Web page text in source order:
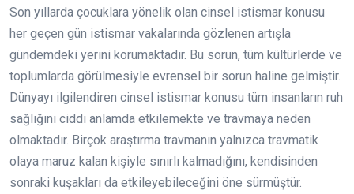
Son yıllarda çocuklara yönelik olan cinsel istismar konusu
her geçen gün istismar vakalarında gözlenen artışla
gündemdeki yerini korumaktadır. Bu sorun, tüm kültürlerde ve
toplumlarda görülmesiyle evrensel bir sorun haline gelmiştir.
Dünyayı ilgilendiren cinsel istismar konusu tüm insanların ruh
sağlığını ciddi anlamda etkilemekte ve travmaya neden
olmaktadır. Birçok araştırma travmanın yalnızca travmatik
olaya maruz kalan kişiyle sınırlı kalmadığını, kendisinden
sonraki kuşakları da etkileyebileceğini öne sürmüştür.